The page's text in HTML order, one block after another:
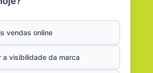
vendas online
a visibilidade da marca